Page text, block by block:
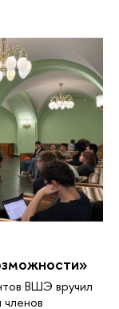
ВШЭ вручил